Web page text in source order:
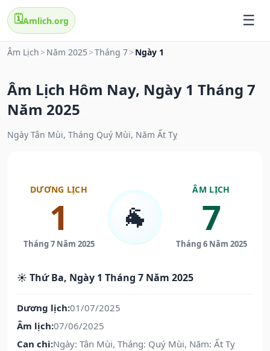
🗓️Amlich.org
Âm Lịch > Năm 2025 >Tháng 7> Ngày 1
Âm Lịch Hôm Nay, Ngày 1 Tháng 7
Năm 2025
Ngày Tân Mùi, Tháng Quý Mùi, Năm Ất Tỵ
DƯƠNG LỊCH
1
Tháng 7 Năm 2025
🐐
ÂM LỊCH
7
Tháng 6 Năm 2025
☀️ Thứ Ba, Ngày 1 Tháng 7 Năm 2025
Dương lịch:01/07/2025
Âm lịch:07/06/2025
Can chi:Ngày: Tân Mùi, Tháng: Quý Mùi, Năm: Ất Tỵ